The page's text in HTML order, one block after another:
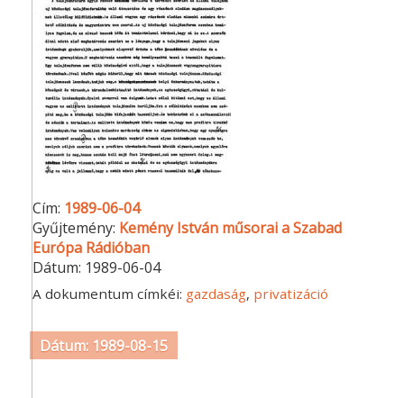
Cím: 1989-06-04
Gyűjtemény: Kemény István műsorai a Szabad
Európa Rádióban
Dátum: 1989-06-04
A dokumentum címkéi: gazdaság, privatizáció
Dátum: 1989-08-15